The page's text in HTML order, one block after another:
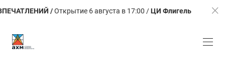
/Открытие 6 августа в 17:00 /ЦИ Флигель